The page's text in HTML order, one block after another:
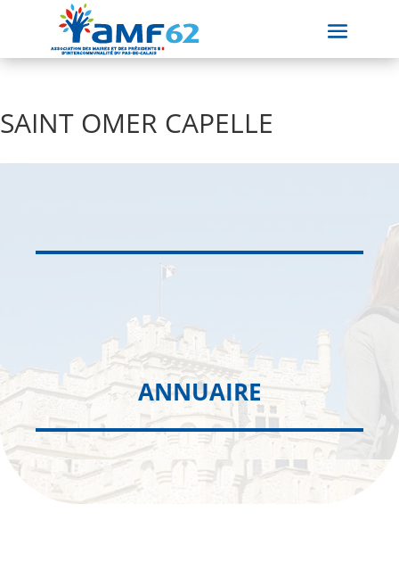
SAINT OMER CAPELLE
ANNUAIRE